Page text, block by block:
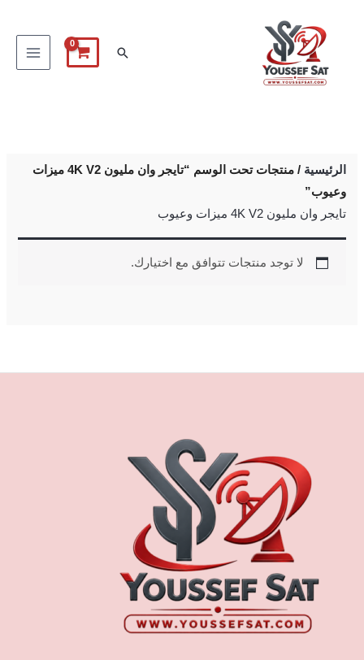
البحث
الرئيسية
/ منتجات تحت الوسم “تايجر وان مليون 4K V2 ميزات
وعيوب”
تايجر وان مليون 4K V2 ميزات وعيوب
لا توجد منتجات تتوافق مع اختيارك.